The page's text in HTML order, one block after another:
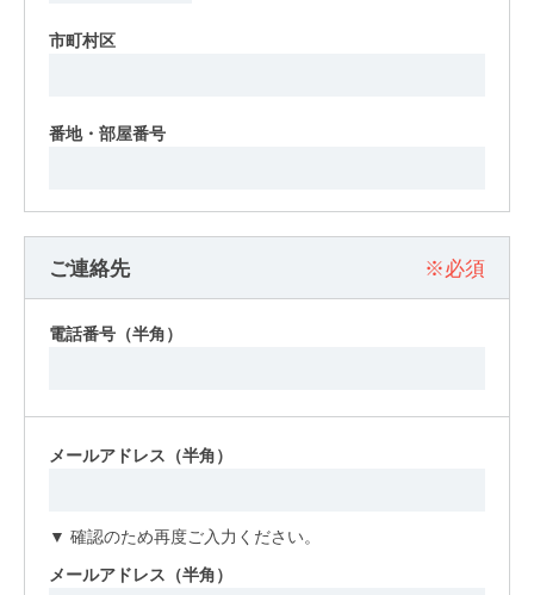
市町村区
番地・部屋番号
ご連絡先 ※必須
電話番号（半角）
メールアドレス（半角）
▼ 確認のため再度ご入力ください。
メールアドレス（半角）